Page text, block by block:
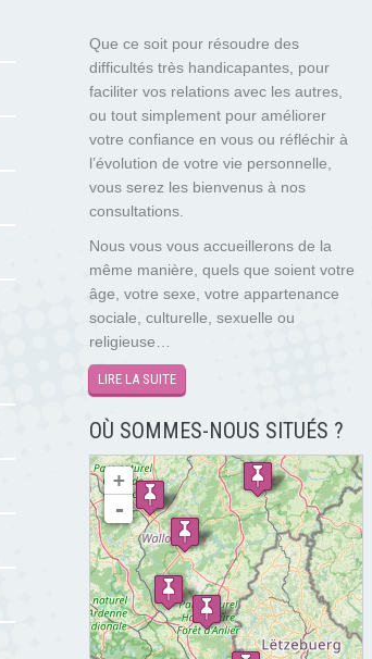
Que ce soit pour résoudre des
difficultés très handicapantes, pour
faciliter vos relations avec les autres,
ou tout simplement pour améliorer
votre confiance en vous ou réfléchir à
l’évolution de votre vie personnelle,
vous serez les bienvenus à nos
consultations.
Nous vous vous accueillerons de la
même manière, quels que soient votre
âge, votre sexe, votre appartenance
sociale, culturelle, sexuelle ou
religieuse…
LIRE LA SUITE
OÙ SOMMES-NOUS SITUÉS ?
chargement de la carte - veuillez patienter...
+
-